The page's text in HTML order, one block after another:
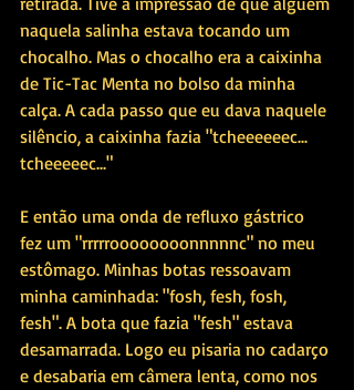
naquela salinha estava tocando um
chocalho. Mas o chocalho era a caixinha
de Tic-Tac Menta no bolso da minha
calça. A cada passo que eu dava naquele
silêncio, a caixinha fazia "tcheeeeeec...
tcheeeeec..."
E então uma onda de refluxo gástrico
fez um "rrrrroooooooonnnnnc" no meu
estômago. Minhas botas ressoavam
minha caminhada: "fosh, fesh, fosh,
fesh". A bota que fazia "fesh" estava
desamarrada. Logo eu pisaria no cadarço
e desabaria em câmera lenta, como nos